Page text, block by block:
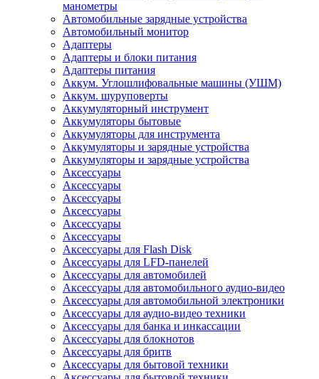
манометры
Автомобильные зарядные устройства
Автомобильный монитор
Адаптеры
Адаптеры и блоки питания
Адаптеры питания
Аккум. Углошлифовальные машины (УШМ)
Аккум. шуруповерты
Аккумуляторный инструмент
Аккумуляторы бытовые
Аккумуляторы для инструмента
Аккумуляторы и зарядные устройства
Аккумуляторы и зарядные устройства
Аксессуары
Аксессуары
Аксессуары
Аксессуары
Аксессуары
Аксессуары
Аксессуары для Flash Disk
Аксессуары для LFD-панелей
Аксессуары для автомобилей
Аксессуары для автомобильного аудио-видео
Аксессуары для автомобильной электроники
Аксессуары для аудио-видео техники
Аксессуары для банка и инкассации
Аксессуары для блокнотов
Аксессуары для бритв
Аксессуары для бытовой техники